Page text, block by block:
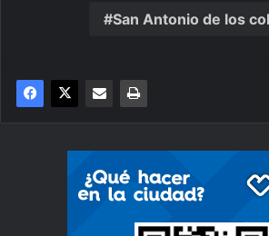
San Antonio de los